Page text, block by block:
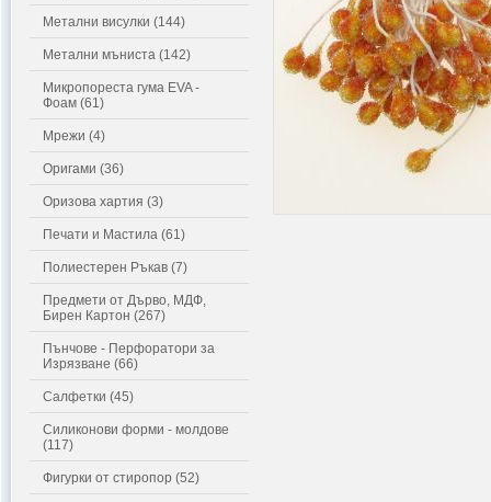
Метални висулки (144)
Метални мъниста (142)
Микропореста гума EVA -
Фоам (61)
Мрежи (4)
Оригами (36)
Оризова хартия (3)
Печати и Мастила (61)
Полиестерен Ръкав (7)
Предмети от Дърво, МДФ,
Бирен Картон (267)
Пънчове - Перфоратори за
Изрязване (66)
Салфетки (45)
Силиконови форми - молдове
(117)
Фигурки от стиропор (52)